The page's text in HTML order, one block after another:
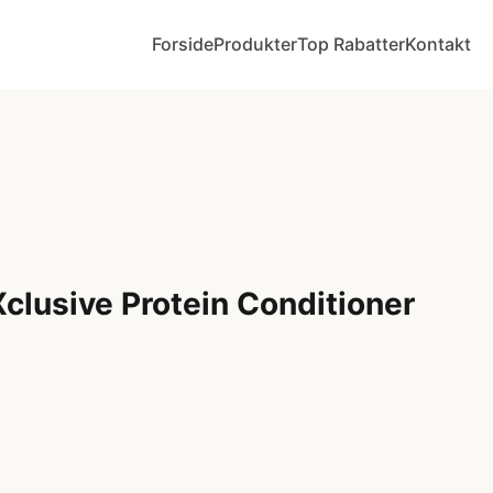
ForsideProdukterTop RabatterKontakt
Protein Conditioner